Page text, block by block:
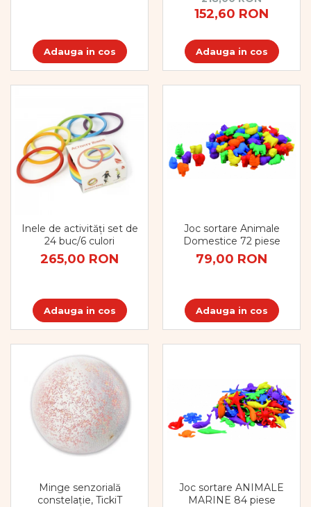
Figurine
Montessori
Educatie inovativa
Anatomie
Comunicare
Dezvoltare timpurie
Joc imaginativ
Jucării interactive
Lumina
Matematica
Pregătire pentru școală
Secventialitate
Sortare si numarare
Stiinte
Mărgele de călcat HAMA
Hama Maxi Sticks
Margele HAMA MAXI
Perceperea timpului -
Adauga in cos
152,60 RON
Adauga in cos
Inele de activități set de
24 buc/6 culori
265,00 RON
Adauga in cos
Joc sortare Animale
Domestice 72 piese
79,00 RON
Adauga in cos
Minge senzorială
constelație, TickiT
Joc sortare ANIMALE
MARINE 84 piese